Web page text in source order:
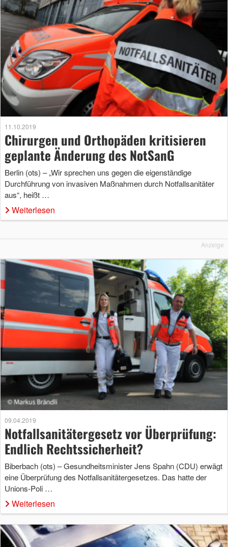
11.10.2019
Chirurgen und Orthopäden kritisieren
geplante Änderung des NotSanG
Berlin (ots) – „Wir sprechen uns gegen die eigenständige
Durchführung von invasiven Maßnahmen durch Notfallsanitäter
aus“, heißt …
Weiterlesen
Anzeige
09.04.2019
Notfallsanitätergesetz vor Überprüfung:
Endlich Rechtssicherheit?
Biberbach (ots) – Gesundheitsminister Jens Spahn (CDU) erwägt
eine Überprüfung des Notfallsanitätergesetzes. Das hatte der
Unions-Poli …
Weiterlesen